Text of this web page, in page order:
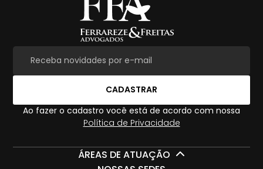
CADASTRAR
Ao fazer o cadastro você está de acordo com nossa
Política de Privacidade
ÁREAS DE ATUAÇÃO